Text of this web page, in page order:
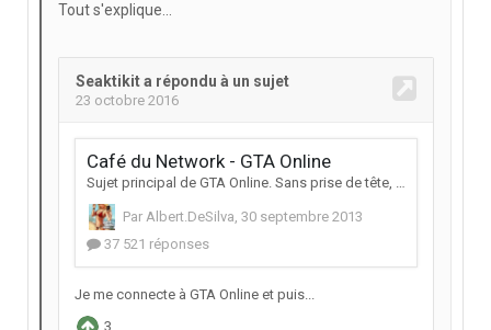
Tout s'explique...